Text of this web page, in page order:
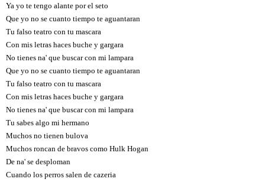
Ya yo te tengo alante por el seto
Que yo no se cuanto tiempo te aguantaran
Tu falso teatro con tu mascara
Con mis letras haces buche y gargara
No tienes na' que buscar con mi lampara
Que yo no se cuanto tiempo te aguantaran
Tu falso teatro con tu mascara
Con mis letras haces buche y gargara
No tienes na' que buscar con mi lampara
Tu sabes algo mi hermano
Muchos no tienen bulova
Muchos roncan de bravos como Hulk Hogan
De na' se desploman
Cuando los perros salen de cazeria